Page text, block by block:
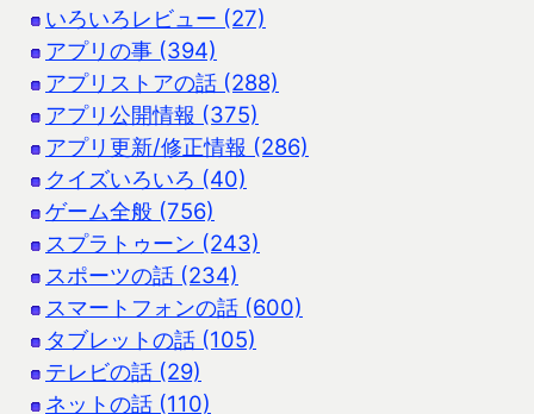
いろいろレビュー (27)
アプリの事 (394)
アプリストアの話 (288)
アプリ公開情報 (375)
アプリ更新/修正情報 (286)
クイズいろいろ (40)
ゲーム全般 (756)
スプラトゥーン (243)
スポーツの話 (234)
スマートフォンの話 (600)
タブレットの話 (105)
テレビの話 (29)
ネットの話 (110)